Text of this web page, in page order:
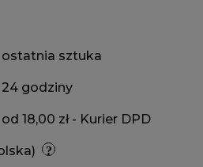
ostatnia sztuka
24 godziny
od 18,00 zł - Kurier DPD